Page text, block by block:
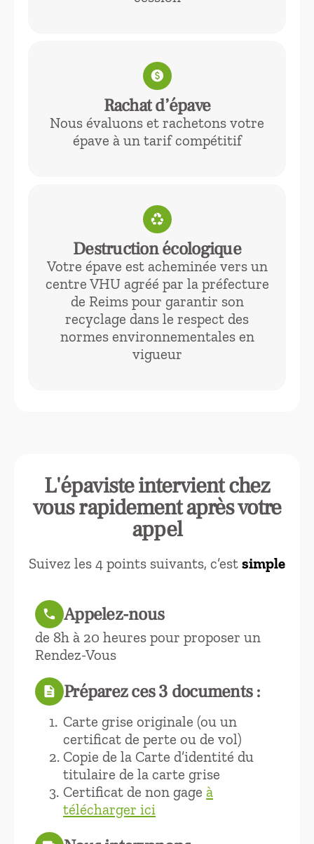
paid
Rachat d’épave
Nous évaluons et rachetons votre
épave à un tarif compétitif
recycling
Destruction écologique
Votre épave est acheminée vers un
centre VHU agréé par la préfecture
de Reims pour garantir son
recyclage dans le respect des
normes environnementales en
vigueur
L'épaviste intervient chez
vous rapidement après votre
appel
Suivez les 4 points suivants, c’est simple
call Appelez-nous
de 8h à 20 heures pour proposer un
Rendez-Vous
description Préparez ces 3 documents :
Carte grise originale (ou un
certificat de perte ou de vol)
Copie de la Carte d’identité du
titulaire de la carte grise
Certificat de non gage à
télécharger ici